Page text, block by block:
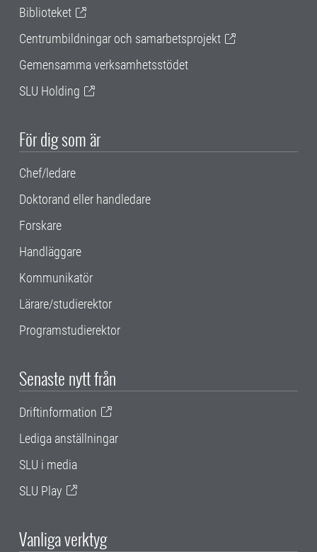
Biblioteket
Centrumbildningar och samarbetsprojekt
Gemensamma verksamhetsstödet
SLU Holding
För dig som är
Chef/ledare
Doktorand eller handledare
Forskare
Handläggare
Kommunikatör
Lärare/studierektor
Programstudierektor
Senaste nytt från
Driftinformation
Lediga anställningar
SLU i media
SLU Play
Vanliga verktyg